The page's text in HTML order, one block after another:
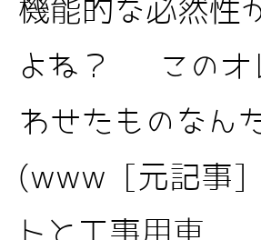
機能的な必然性
よね？ このオ
わせたものなん
(www [元記事]
トと工事用車...